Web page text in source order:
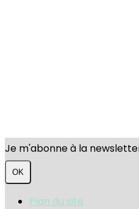
Je m'abonne à la
OK
Plan du site